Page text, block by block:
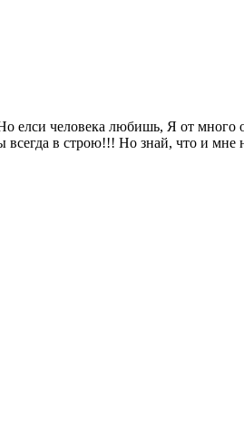
человека любишь, Я от много
всегда в строю!!! Но знай, что и